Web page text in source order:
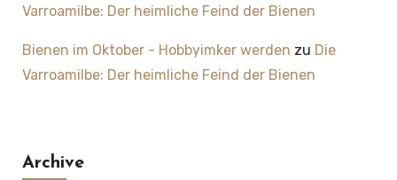
Varroamilbe: Der heimliche Feind der Bienen
Bienen im Oktober - Hobbyimker werden zu Die
Varroamilbe: Der heimliche Feind der Bienen
Archive